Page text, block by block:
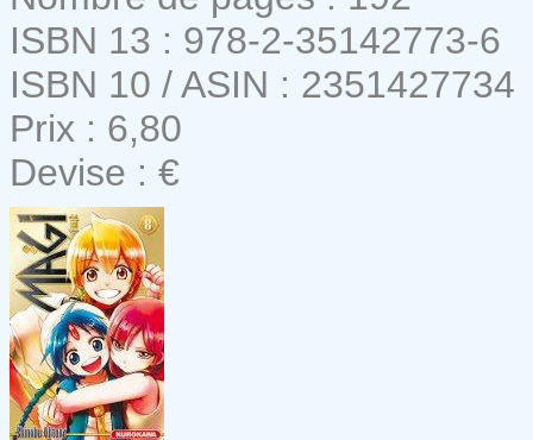
ISBN 13 : 978-2-35142773-6
ISBN 10 / ASIN : 2351427734
Prix : 6,80
Devise : €